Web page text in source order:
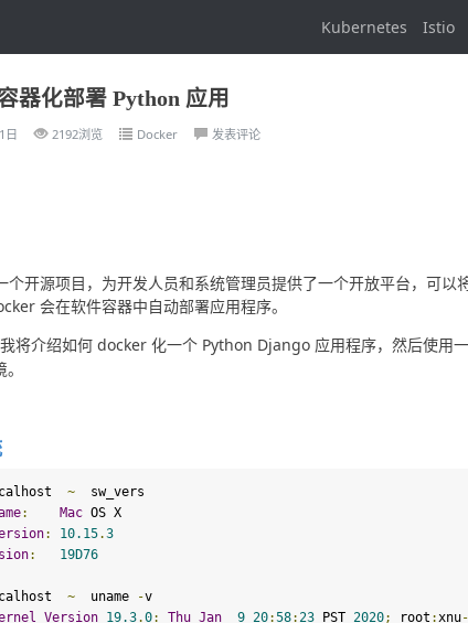
Kubernetes Istio
器化部署 Python 应用
日 2192浏览 Docker 发表评论
个开源项目，为开发人员和系统管理员提供了一个开放平台，可
会在软件容器中自动部署应用程序。
将介绍如何 docker 化一个 Python Django 应用程序，然后使用
~
: Mac
OS X
: 10.15.3
: 19D76
~
  uname
- v
Version 19.3.0: Thu Jan 9 20:58:23 PST 2020; root :xnu-